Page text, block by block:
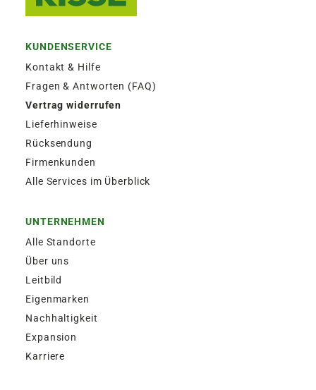
KUNDENSERVICE
Kontakt & Hilfe
Fragen & Antworten (FAQ)
Vertrag widerrufen
Lieferhinweise
Rücksendung
Firmenkunden
Alle Services im Überblick
UNTERNEHMEN
Alle Standorte
Über uns
Leitbild
Eigenmarken
Nachhaltigkeit
Expansion
Karriere